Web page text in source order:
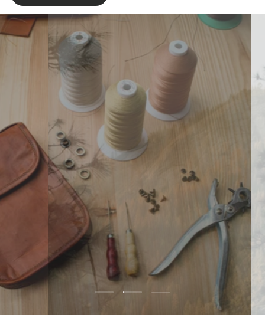
Ansvar & kvalitet
Gusti Lær fokuserer på åpenhet og holdbare
produkter. Vi samarbeider direkte med
partnere i India, Pakistan og Italia for å
forbedre arbeidsforholdene kontinuerlig. Ved
å bruke skinn som et verdifullt biprodukt og
fokusere på robust produksjon, skaper vi
produkter som varer i tiår.
Ansvar & verdier Skinn & produksjon
Last lysbilde 1 av 3
Last lysbilde 2 av 3
Last lysbilde 3 av 3